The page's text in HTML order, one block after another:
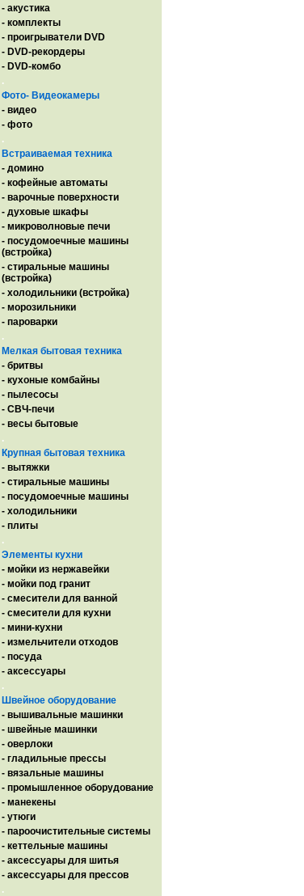
- акустика
- комплекты
- проигрыватели DVD
- DVD-рекордеры
- DVD-комбо
.
Фото- Видеокамеры
- видео
- фото
.
Встраиваемая техника
- домино
- кофейные автоматы
- варочные поверхности
- духовые шкафы
- микроволновые печи
- посудомоечные машины
(встройка)
- стиральные машины
(встройка)
- холодильники (встройка)
- морозильники
- пароварки
.
Мелкая бытовая техника
- бритвы
- кухоные комбайны
- пылесосы
- СВЧ-печи
- весы бытовые
.
Крупная бытовая техника
- вытяжки
- стиральные машины
- посудомоечные машины
- холодильники
- плиты
.
Элементы кухни
- мойки из нержавейки
- мойки под гранит
- смесители для ванной
- смесители для кухни
- мини-кухни
- измельчители отходов
- посуда
- аксессуары
.
Швейное оборудование
- вышивальные машинки
- швейные машинки
- оверлоки
- гладильные прессы
- вязальные машины
- промышленное оборудование
- манекены
- утюги
- пароочистительные системы
- кеттельные машины
- аксессуары для шитья
- аксессуары для прессов
.